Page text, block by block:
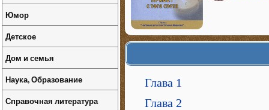
Глава 1
Глава 2
Юмор
Детское
Дом и семья
Наука, Образование
Справочная литература